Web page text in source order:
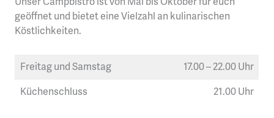
​Unser Campbistro ist von Mai bis Oktober für euch
geöffnet und bietet eine Vielzahl an kulinarischen
Köstlichkeiten.
Freitag und Samstag 17.00 – 22.00 Uhr
Küchenschluss 21.00 Uhr